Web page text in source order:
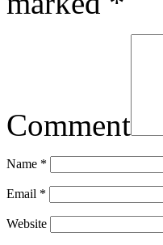
Comment
Name *
Email *
Website